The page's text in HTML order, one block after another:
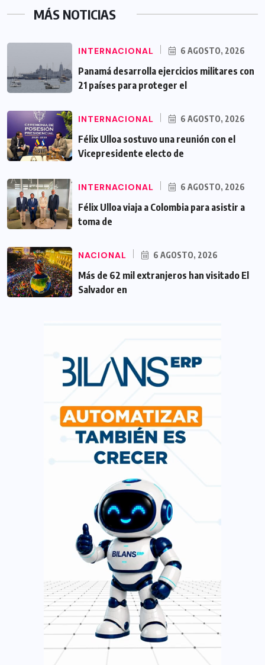
MÁS NOTICIAS
INTERNACIONAL 6 AGOSTO, 2026
Panamá desarrolla ejercicios militares con
21 países para proteger el
INTERNACIONAL 6 AGOSTO, 2026
Félix Ulloa sostuvo una reunión con el
Vicepresidente electo de
INTERNACIONAL 6 AGOSTO, 2026
Félix Ulloa viaja a Colombia para asistir a
toma de
NACIONAL 6 AGOSTO, 2026
Más de 62 mil extranjeros han visitado El
Salvador en